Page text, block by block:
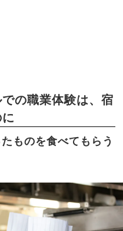
の職業体験は、宿
ものを食べてもらう